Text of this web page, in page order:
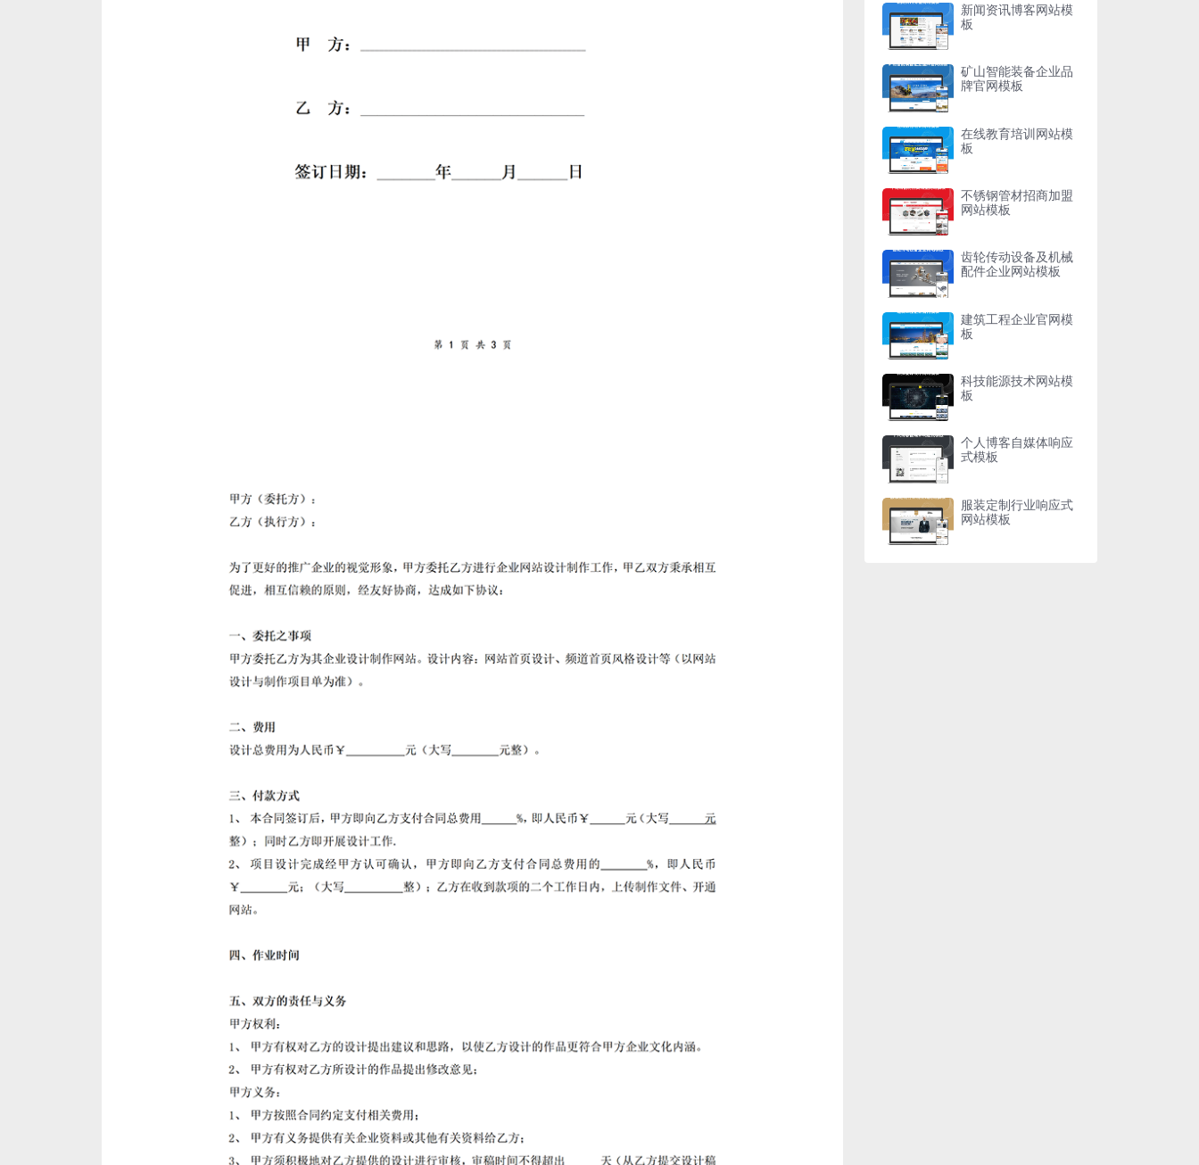
新闻资讯博客网站模
板
矿山智能装备企业品
牌官网模板
在线教育培训网站模
板
不锈钢管材招商加盟
网站模板
齿轮传动设备及机械
配件企业网站模板
建筑工程企业官网模
板
科技能源技术网站模
板
个人博客自媒体响应
式模板
服装定制行业响应式
网站模板